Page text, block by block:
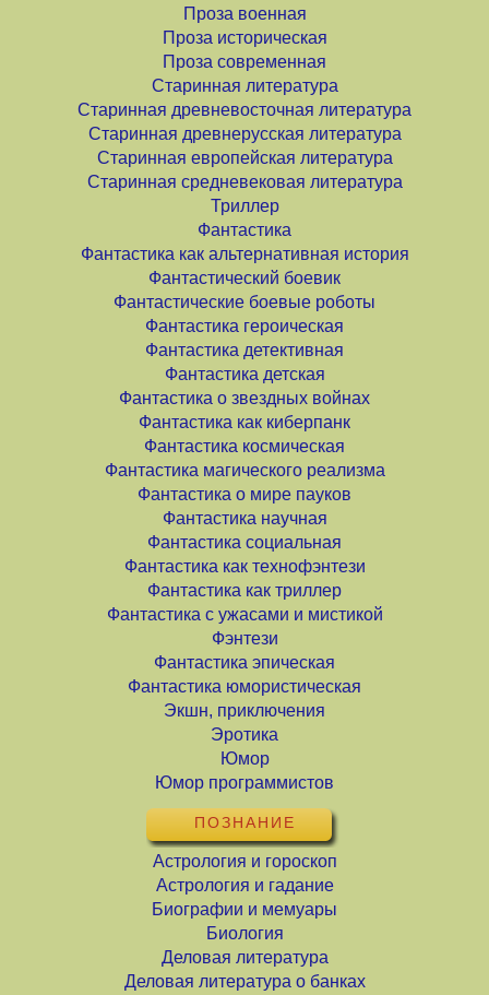
Проза военная
Проза историческая
Проза современная
Старинная литература
Старинная древневосточная литература
Старинная древнерусская литература
Старинная европейская литература
Старинная средневековая литература
Триллер
Фантастика
Фантастика как альтернативная история
Фантастический боевик
Фантастические боевые роботы
Фантастика героическая
Фантастика детективная
Фантастика детская
Фантастика о звездных войнах
Фантастика как киберпанк
Фантастика космическая
Фантастика магического реализма
Фантастика о мире пауков
Фантастика научная
Фантастика социальная
Фантастика как технофэнтези
Фантастика как триллер
Фантастика с ужасами и мистикой
Фэнтези
Фантастика эпическая
Фантастика юмористическая
Экшн, приключения
Эротика
Юмор
Юмор программистов
ПОЗНАНИЕ
Астрология и гороскоп
Астрология и гадание
Биографии и мемуары
Биология
Деловая литература
Деловая литература о банках